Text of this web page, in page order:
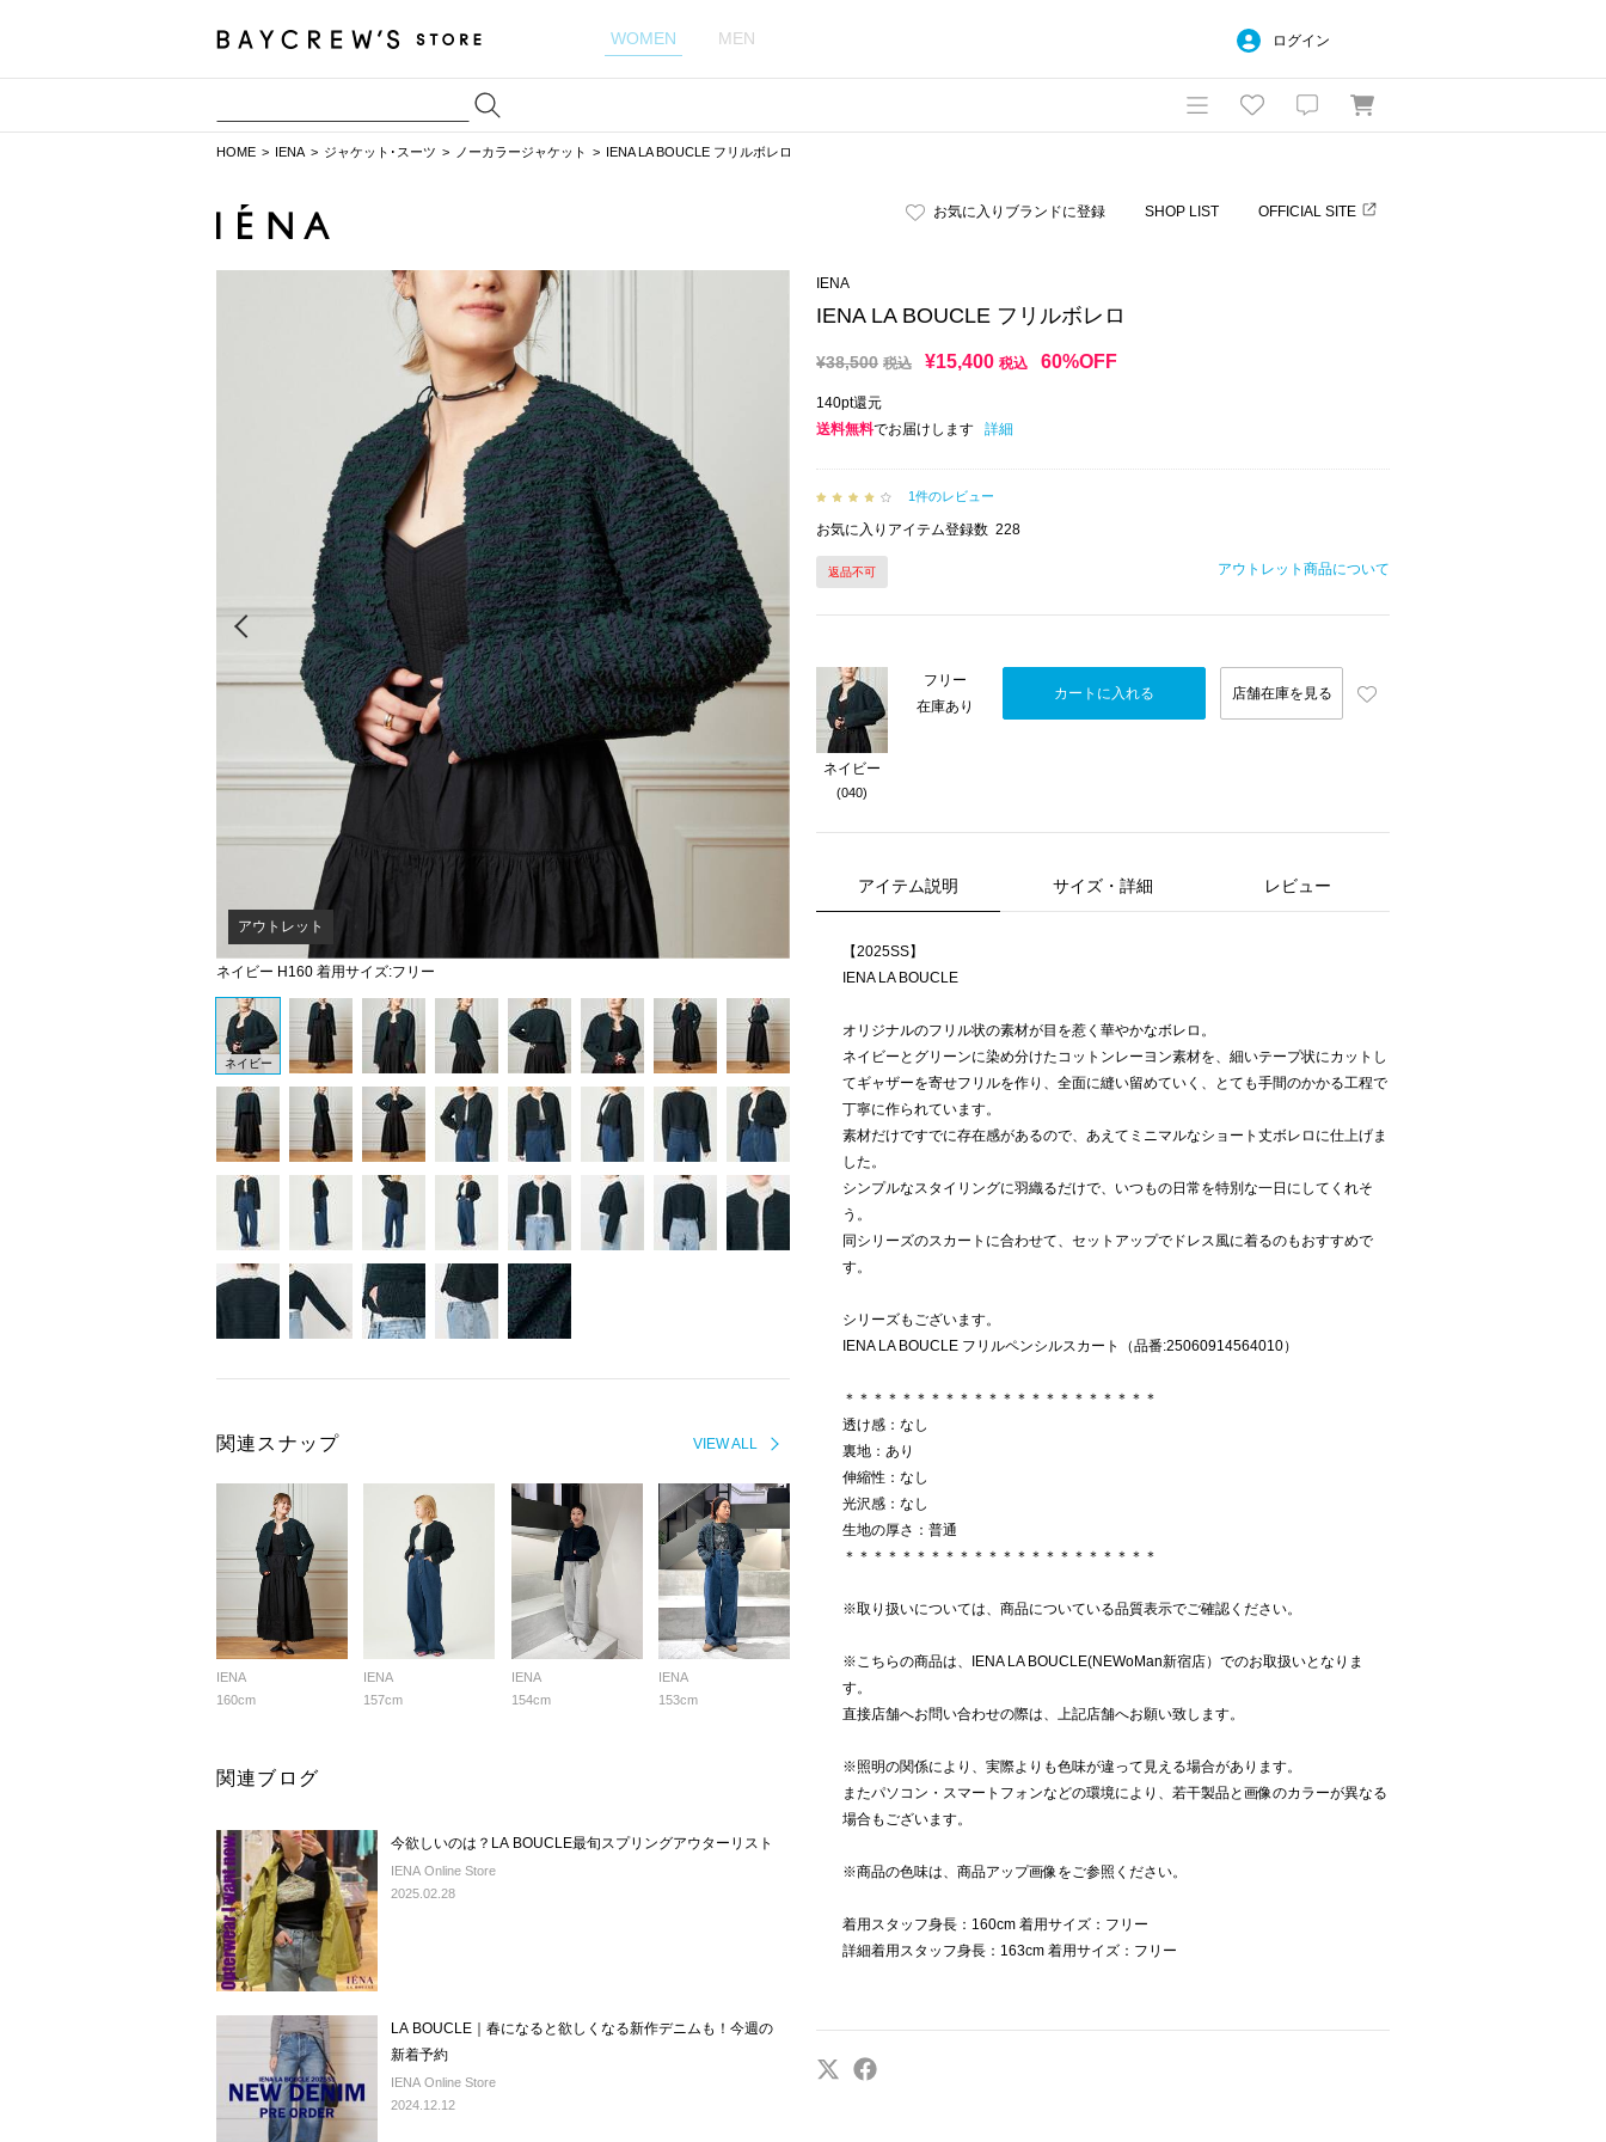
WOMEN MEN ログイン
HOME IENA ジャケット･スーツ ノーカラージャケット IENA LA BOUCLE フリルボレロ
お気に入りブランドに登録 SHOP LIST OFFICIAL SITE
ネイビー H160 着用サイズ:フリー
Next
アウトレット
ネイビー
VIEW ALL
関連スナップ
IENA
160cm
IENA
157cm
IENA
154cm
IENA
153cm
関連ブログ
今欲しいのは？LA BOUCLE最旬スプリングアウターリスト
IENA Online Store
2025.02.28
LA BOUCLE｜春になると欲しくなる新作デニムも！今週の
新着予約
IENA Online Store
2024.12.12
IENA
IENA LA BOUCLE フリルボレロ
¥38,500 税込 ¥15,400 税込 60%OFF
140pt還元
送料無料でお届けします 詳細
1件のレビュー
お気に入りアイテム登録数 228
返品不可 アウトレット商品について
ネイビー
(040)
フリー
在庫あり
カートに入れる 店舗在庫を見る
アイテム説明 サイズ・詳細 レビュー
【2025SS】
IENA LA BOUCLE
オリジナルのフリル状の素材が目を惹く華やかなボレロ。
ネイビーとグリーンに染め分けたコットンレーヨン素材を、細いテープ状にカットし
てギャザーを寄せフリルを作り、全面に縫い留めていく、とても手間のかかる工程で
丁寧に作られています。
素材だけですでに存在感があるので、あえてミニマルなショート丈ボレロに仕上げま
した。
シンプルなスタイリングに羽織るだけで、いつもの日常を特別な一日にしてくれそ
う。
同シリーズのスカートに合わせて、セットアップでドレス風に着るのもおすすめで
す。
シリーズもございます。
IENA LA BOUCLE フリルペンシルスカート（品番:25060914564010）
＊＊＊＊＊＊＊＊＊＊＊＊＊＊＊＊＊＊＊＊＊＊
透け感：なし
裏地：あり
伸縮性：なし
光沢感：なし
生地の厚さ：普通
＊＊＊＊＊＊＊＊＊＊＊＊＊＊＊＊＊＊＊＊＊＊
※取り扱いについては、商品についている品質表示でご確認ください。
※こちらの商品は、IENA LA BOUCLE(NEWoMan新宿店）でのお取扱いとなりま
す。
直接店舗へお問い合わせの際は、上記店舗へお願い致します。
※照明の関係により、実際よりも色味が違って見える場合があります。
またパソコン・スマートフォンなどの環境により、若干製品と画像のカラーが異なる
場合もございます。
※商品の色味は、商品アップ画像をご参照ください。
着用スタッフ身長：160cm 着用サイズ：フリー
詳細着用スタッフ身長：163cm 着用サイズ：フリー